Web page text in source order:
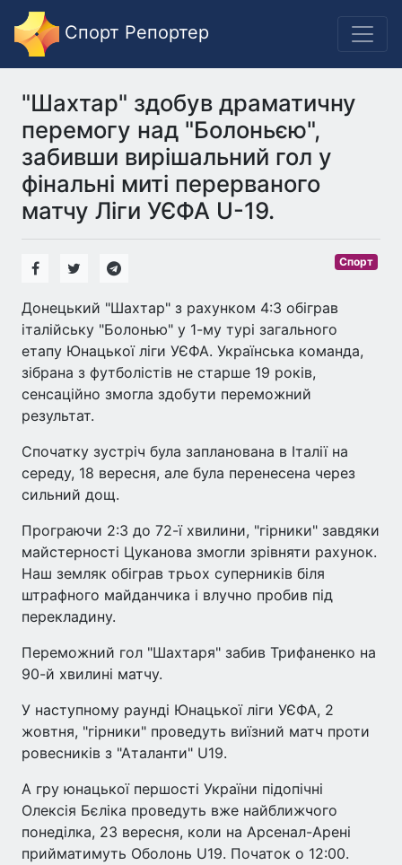
Спорт Репортер
"Шахтар" здобув драматичну
перемогу над "Болоньєю",
забивши вирішальний гол у
фінальні миті перерваного
матчу Ліги УЄФА U-19.
Спорт
Донецький "Шахтар" з рахунком 4:3 обіграв
італійську "Болонью" у 1-му турі загального
етапу Юнацької ліги УЄФА. Українська команда,
зібрана з футболістів не старше 19 років,
сенсаційно змогла здобути переможний
результат.
Спочатку зустріч була запланована в Італії на
середу, 18 вересня, але була перенесена через
сильний дощ.
Програючи 2:3 до 72-ї хвилини, "гірники" завдяки
майстерності Цуканова змогли зрівняти рахунок.
Наш земляк обіграв трьох суперників біля
штрафного майданчика і влучно пробив під
перекладину.
Переможний гол "Шахтаря" забив Трифаненко на
90-й хвилині матчу.
У наступному раунді Юнацької ліги УЄФА, 2
жовтня, "гірники" проведуть виїзний матч проти
ровесників з "Аталанти" U19.
А гру юнацької першості України підопічні
Олексія Бєліка проведуть вже найближчого
понеділка, 23 вересня, коли на Арсенал-Арені
прийматимуть Оболонь U19. Початок о 12:00.